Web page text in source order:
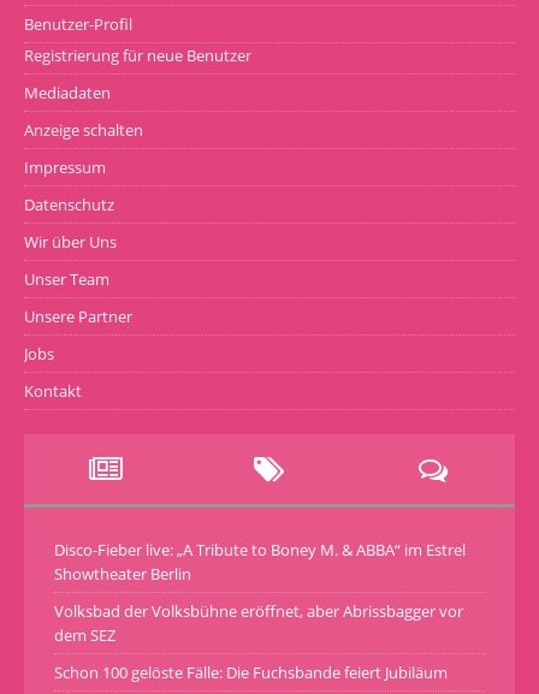
Benutzer-Profil
Registrierung für neue Benutzer
Mediadaten
Anzeige schalten
Impressum
Datenschutz
Wir über Uns
Unser Team
Unsere Partner
Jobs
Kontakt
Disco-Fieber live: „A Tribute to Boney M. & ABBA“ im Estrel
Showtheater Berlin
Volksbad der Volksbühne eröffnet, aber Abrissbagger vor
dem SEZ
Schon 100 gelöste Fälle: Die Fuchsbande feiert Jubiläum